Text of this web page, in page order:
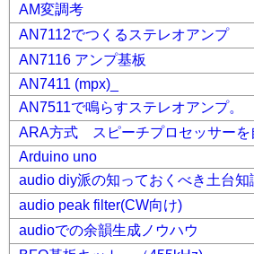
AM変調考
AN7112でつくるステレオアンプ
AN7116 アンプ基板
AN7411 (mpx)_
AN7511で鳴らすステレオアンプ。
ARA方式 スピーチプロセッサーを
Arduino uno
audio diy派の知っておくべき土台知
audio peak filter(CW向け)
audioでの余韻生成ノウハウ